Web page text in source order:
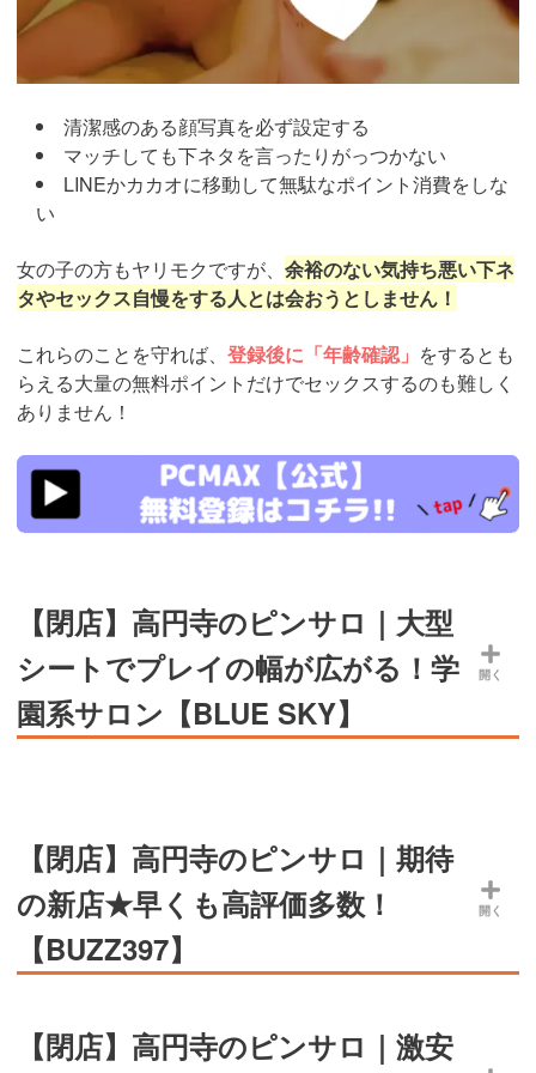
清潔感のある顔写真を必ず設定する
マッチしても下ネタを言ったりがっつかない
LINEかカカオに移動して無駄なポイント消費をしな
い
女の子の方もヤリモクですが、 余裕のない気持ち悪い下ネ
タやセックス自慢をする人とは会おうとしません！
これらのことを守れば、 登録後に「年齢確認」 をするとも
らえる大量の無料ポイントだけでセックスするのも難しく
ありません！
https://pcmax.jp/lp/?
ad_id=rm327007
【閉店】高円寺のピンサロ｜大型
シートでプレイの幅が広がる！学
園系サロン【BLUE SKY】
開く
【閉店】高円寺のピンサロ｜期待
の新店★早くも高評価多数！
【BUZZ397】
開く
【閉店】高円寺のピンサロ｜激安